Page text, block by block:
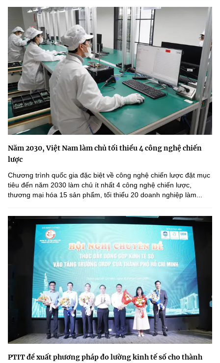
Năm 2030, Việt Nam làm chủ tối thiểu 4 công nghệ chiến
lược
Chương trình quốc gia đặc biệt về công nghệ chiến lược đặt mục
tiêu đến năm 2030 làm chủ ít nhất 4 công nghệ chiến lược,
thương mại hóa 15 sản phẩm, tối thiểu 20 doanh nghiệp làm...
PTIT đề xuất phương pháp đo lường kinh tế số cho thành